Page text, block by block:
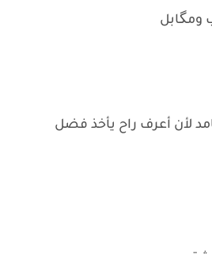
ومگابل
لأن أعرف راح يأخذ فضل